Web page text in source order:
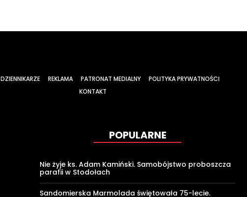
DZIENNIKARZE REKLAMA PATRONAT MEDIALNY
POLITYKA PRYWATNOŚCI
KONTAKT
POPULARNE
Nie żyje ks. Adam Kamiński. Samobójstwo proboszcza
parafii w Stodołach
Sandomierska Marmolada świętowała 75-lecie.